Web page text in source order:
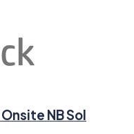
NB Sol